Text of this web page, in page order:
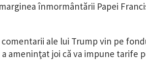
înmormântării Papei
ale lui Trump vin pe
a ameninţat joi că va impune tarife